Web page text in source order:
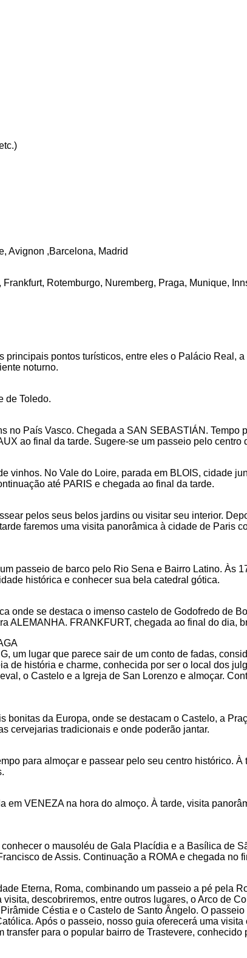
Avignon ,Barcelona, Madrid
Rotemburgo, Nuremberg, Praga, Munique,
pontos turísticos, entre eles o Palácio Real,
noturno.
de Toledo.
no País Vasco. Chegada a SAN SEBASTIÁN.
ao final da tarde. Sugere-se um passeio pelo
vinhos. No Vale do Loire, parada em BLOIS, cidade
até PARIS e chegada ao final da tarde.
pelos seus belos jardins ou visitar seu interior.
faremos uma visita panorâmica à cidade de Paris
passeio de barco pelo Rio Sena e Bairro Latino. Às
histórica e conhecer sua bela catedral gótica.
onde se destaca o imenso castelo de Godofredo de
ALEMANHA. FRANKFURT, chegada ao final do dia,
um lugar que parece sair de um conto de fadas,
de história e charme, conhecida por ser o local dos
o Castelo e a Igreja de San Lorenzo e almoçar.
bonitas da Europa, onde se destacam o Castelo, a
cervejarias tradicionais e onde poderão jantar.
para almoçar e passear pelo seu centro histórico.
VENEZA na hora do almoço. À tarde, visita
o mausoléu de Gala Placídia e a Basílica de
de Assis. Continuação a ROMA e chegada no
Eterna, Roma, combinando um passeio a pé pela
descobriremos, entre outros lugares, o Arco de
Céstia e o Castelo de Santo Ângelo. O
Após o passeio, nosso guia oferecerá uma
para o popular bairro de Trastevere,